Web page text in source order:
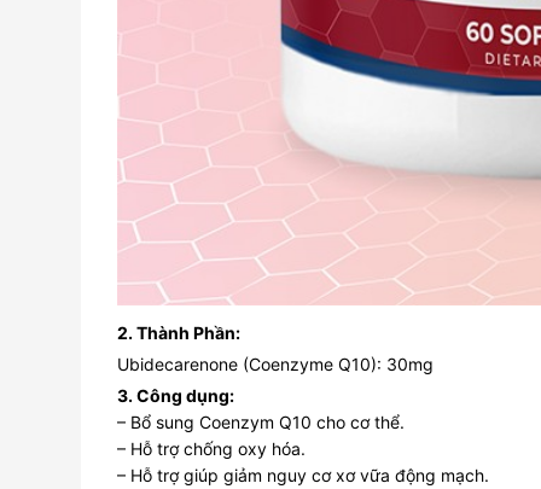
2. Thành Phần:
Ubidecarenone (Coenzyme Q10): 30mg
3. Công dụng:
– Bổ sung Coenzym Q10 cho cơ thể.
– Hỗ trợ chống oxy hóa.
– Hỗ trợ giúp giảm nguy cơ xơ vữa động mạch.